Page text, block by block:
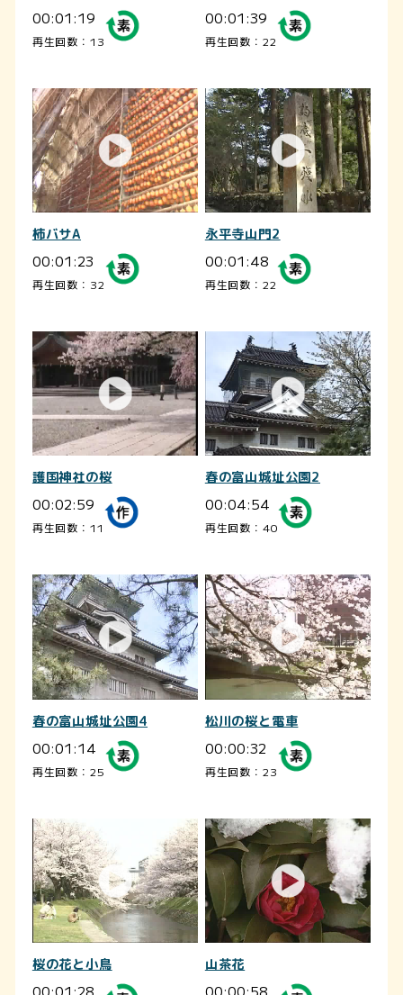
00:01:19
再生回数：13
00:01:39
再生回数：22
柿バサA
00:01:23
再生回数：32
永平寺山門2
00:01:48
再生回数：22
護国神社の桜
00:02:59
再生回数：11
春の富山城址公園2
00:04:54
再生回数：40
春の富山城址公園4
00:01:14
再生回数：25
松川の桜と電車
00:00:32
再生回数：23
桜の花と小鳥
00:01:28
山茶花
00:00:58